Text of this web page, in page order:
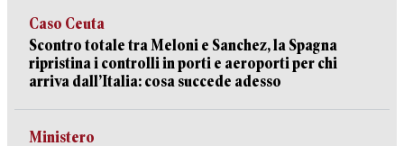
Caso Ceuta
Scontro totale tra Meloni e Sanchez, la Spagna
ripristina i controlli in porti e aeroporti per chi
arriva dall’Italia: cosa succede adesso
Ministero